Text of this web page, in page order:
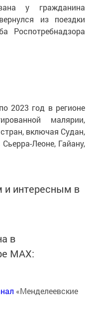
у гражданина
из поездки
Роспотребнадзора
2023 год в регионе
малярии,
включая Судан,
Леоне, Гайану,
интересным в
в
MАХ:
«Менделеевские